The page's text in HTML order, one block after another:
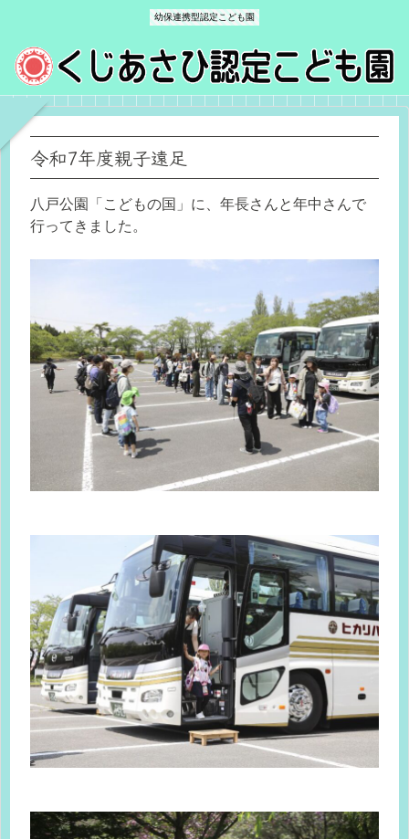
幼保連携型認定こども園
令和7年度親子遠足
八戸公園「こどもの国」に、年長さんと年中さんで
行ってきました。